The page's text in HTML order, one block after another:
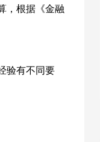
，根据《金融
验有不同要